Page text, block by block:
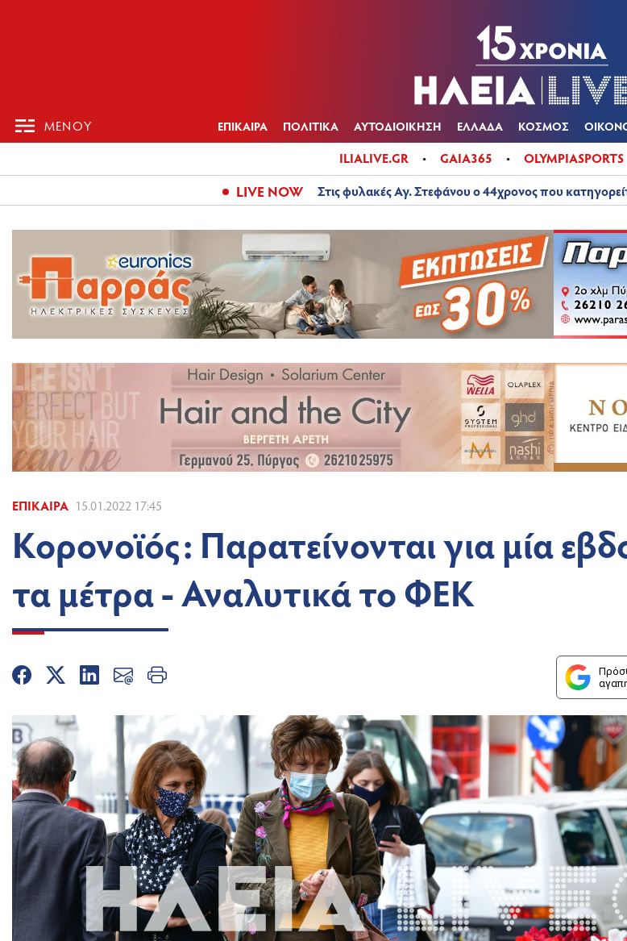
ΜΕΝΟΥ ΕΠΙΚΑΙΡΑ ΠΟΛΙΤΙΚΑ ΑΥΤΟΔΙΟΙΚΗΣΗ ΕΛΛΑΔΑ ΚΟΣΜΟΣ
ILIALIVE.GR GAIA365 OLYMPIASPORTS
LIVE NOW Στις φυλακές Αγ. Στεφάνου ο 44χρονος που
ΕΠΊΚΑΙΡΑ 15.01.2022 17:45
Κορονοϊός: Παρατείνονται για μία
τα μέτρα - Αναλυτικά το ΦΕΚ